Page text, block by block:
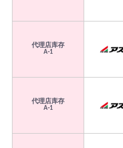
代理店库存
A-1
代理店库存
A-1